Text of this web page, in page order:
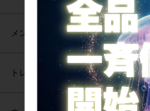
メンテナンス
トレーニング